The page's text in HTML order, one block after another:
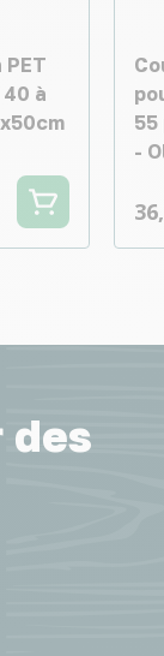
à
-
des